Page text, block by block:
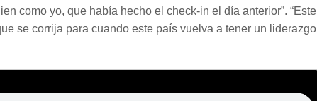
como yo, que había hecho el check-in el día anterior”. “Este
se corrija para cuando este país vuelva a tener un liderazgo